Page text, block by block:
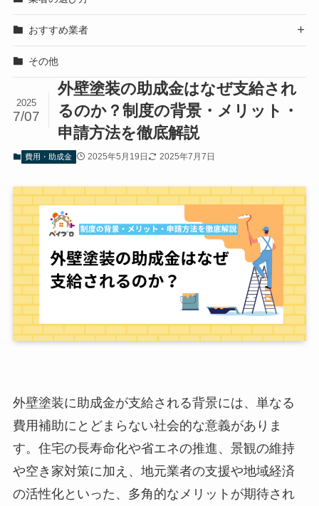
外壁塗装の助成金はなぜ支給され
るのか？制度の背景・メリット・
申請方法を徹底解説
2025
7/07
費用・助成金 2025年5月19日 2025年7月7日
外壁塗装に助成金が支給される背景には、単なる
費用補助にとどまらない社会的な意義がありま
す。住宅の長寿命化や省エネの推進、景観の維持
や空き家対策に加え、地元業者の支援や地域経済
の活性化といった、多角的なメリットが期待され
おすすめ業者 
その他